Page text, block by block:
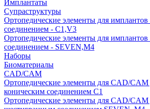
Имплантаты
Супраструктуры
Ортопедические элементы для
соединением - C1,V3
Ортопедические элементы для
соединением - SEVEN,M4
Наборы
Биоматериалы
CAD/CAM
Ортопедические элементы для CAD/CAM
коническим соединением С1
Ортопедические элементы для CAD/CAM